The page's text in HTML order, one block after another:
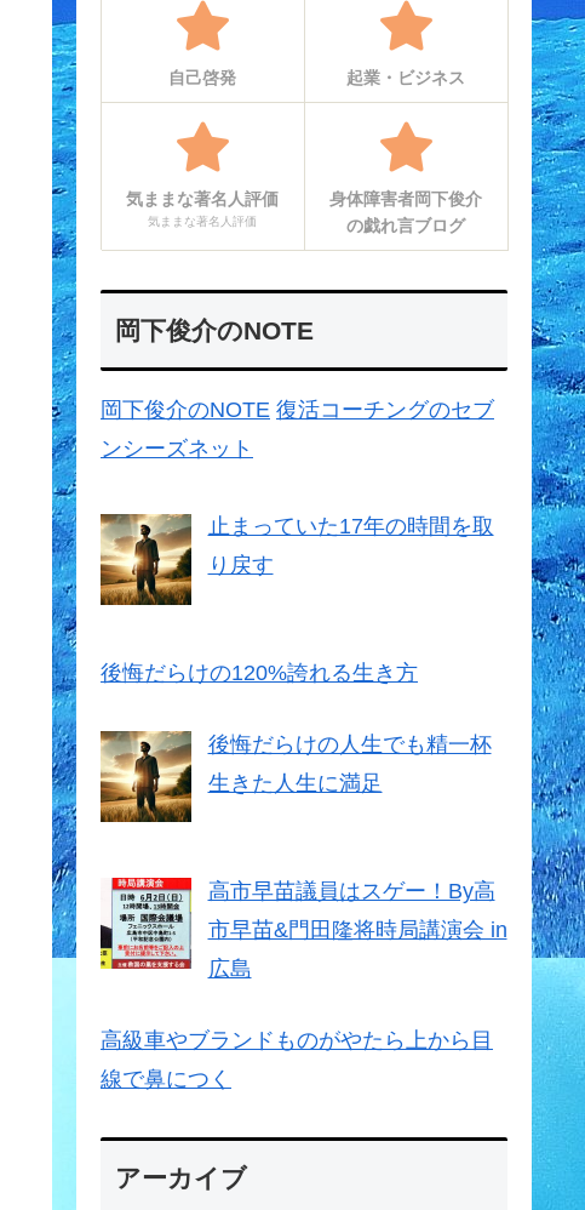
自己啓発 起業・ビジネス
気ままな著名人評価
気ままな著名人評価
身体障害者岡下俊介
の戯れ言ブログ
岡下俊介のNOTE
岡下俊介のNOTE 復活コーチングのセブ
ンシーズネット
止まっていた17年の時間を取
り戻す
後悔だらけの120%誇れる生き方
後悔だらけの人生でも精一杯
生きた人生に満足
高市早苗議員はスゲー！By高
市早苗&門田隆将時局講演会 in
広島
高級車やブランドものがやたら上から目
線で鼻につく
アーカイブ